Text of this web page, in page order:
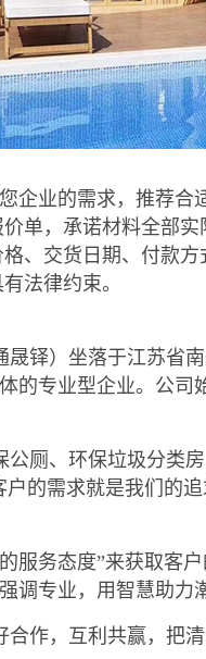
企业的需求，推荐合
单，承诺材料全部实
、交货日期、付款方
法律约束。
铎）坐落于江苏省
的专业型企业。公司
厕、环保垃圾分类
的需求就是我们的
服务态度”来获取客
调专业，用智慧助力
作，互利共赢，把